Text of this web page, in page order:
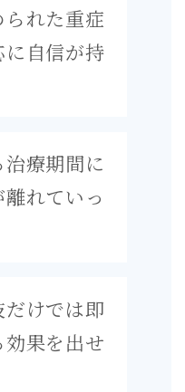
れた重症
自信が持
療期間に
れていっ
けでは即
果を出せ